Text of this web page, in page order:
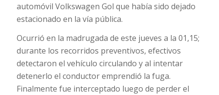
automóvil Volkswagen Gol que había sido dejado
estacionado en la vía pública.
Ocurrió en la madrugada de este jueves a la 01,15;
durante los recorridos preventivos, efectivos
detectaron el vehículo circulando y al intentar
detenerlo el conductor emprendió la fuga.
Finalmente fue interceptado luego de perder el